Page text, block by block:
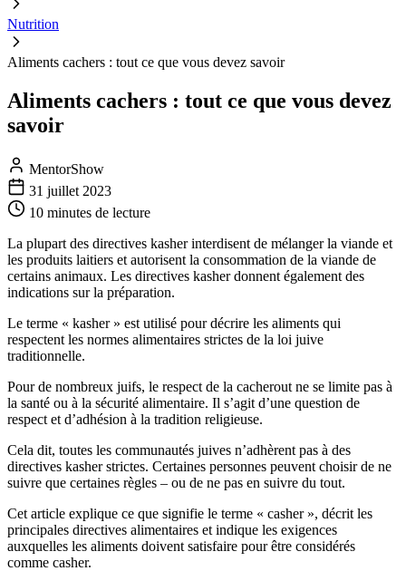
Nutrition
Aliments cachers : tout ce que vous devez savoir
Aliments cachers : tout ce que vous devez
savoir
MentorShow
31 juillet 2023
10 minutes de lecture
La plupart des directives kasher interdisent de mélanger la viande et
les produits laitiers et autorisent la consommation de la viande de
certains animaux. Les directives kasher donnent également des
indications sur la préparation.
Le terme « kasher » est utilisé pour décrire les aliments qui
respectent les normes alimentaires strictes de la loi juive
traditionnelle.
Pour de nombreux juifs, le respect de la cacherout ne se limite pas à
la santé ou à la sécurité alimentaire. Il s’agit d’une question de
respect et d’adhésion à la tradition religieuse.
Cela dit, toutes les communautés juives n’adhèrent pas à des
directives kasher strictes. Certaines personnes peuvent choisir de ne
suivre que certaines règles – ou de ne pas en suivre du tout.
Cet article explique ce que signifie le terme « casher », décrit les
principales directives alimentaires et indique les exigences
auxquelles les aliments doivent satisfaire pour être considérés
comme casher.